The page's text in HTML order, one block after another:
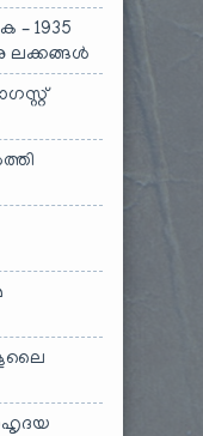
– 1935
ലക്കങ്ങൾ
ജൂലൈ